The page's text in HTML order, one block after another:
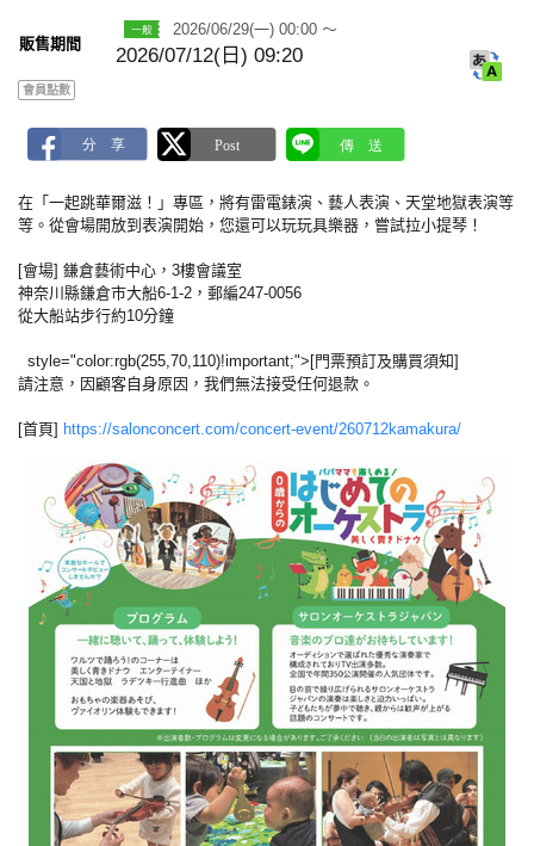
販售期間
2026/06/29(一) 00:00 ～
2026/07/12(日) 09:20
會員點數
在「一起跳華爾滋！」專區，將有雷電錶演、藝人表演、天堂地獄表演等
等。從會場開放到表演開始，您還可以玩玩具樂器，嘗試拉小提琴！
[會場] 鎌倉藝術中心，3樓會議室
神奈川縣鎌倉市大船6-1-2，郵編247-0056
從大船站步行約10分鐘
style="color:rgb(255,70,110)!important;">[門票預訂及購買須知]
請注意，因顧客自身原因，我們無法接受任何退款。
[首頁] https://salonconcert.com/concert-event/260712kamakura/